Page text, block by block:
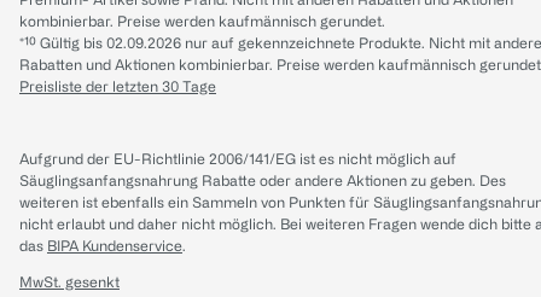
kombinierbar. Preise werden kaufmännisch gerundet.
*¹⁰ Gültig bis 02.09.2026 nur auf gekennzeichnete Produkte. Nicht mit
Rabatten und Aktionen kombinierbar. Preise werden kaufmännisch
Preisliste der letzten 30 Tage
Aufgrund der EU-Richtlinie 2006/141/EG ist es nicht möglich auf
Säuglingsanfangsnahrung Rabatte oder andere Aktionen zu geben. Des
weiteren ist ebenfalls ein Sammeln von Punkten für
nicht erlaubt und daher nicht möglich. Bei weiteren Fragen wende dich bitte
das BIPA Kundenservice.
MwSt. gesenkt